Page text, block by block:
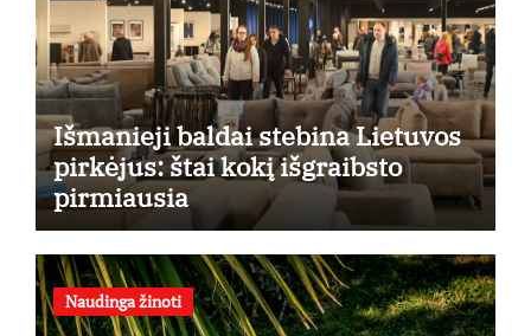
Išmanieji baldai stebina Lietuvos
pirkėjus: štai kokį išgraibsto
pirmiausia
Naudinga žinoti